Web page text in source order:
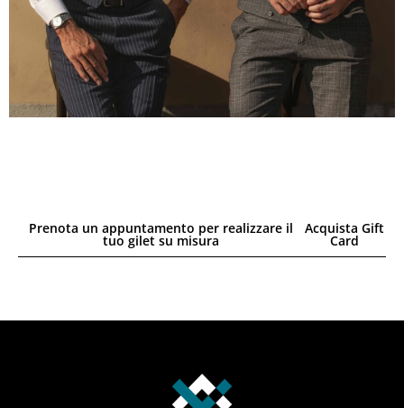
Prenota un appuntamento per realizzare il
tuo gilet su misura
Acquista Gift
Card